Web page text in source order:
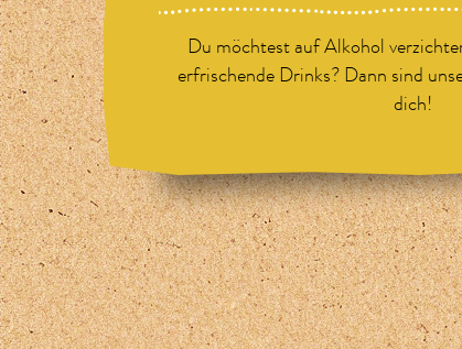
Du möchtest auf Alkohol
erfrischende Drinks? Dann sind
dich!